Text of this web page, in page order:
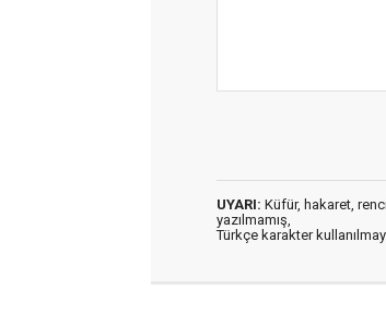
UYARI: Küfür, hakaret,
yazılmamış,
Türkçe karakter